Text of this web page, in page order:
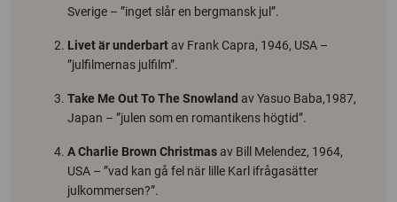
Sverige – ”inget slår en bergmansk jul”.
Livet är underbartav Frank Capra, 1946, USA –
”julfilmernas julfilm”.
Take Me Out To The Snowland av Yasuo Baba,1987,
Japan – ”julen som en romantikens högtid”.
A Charlie Brown Christmasav Bill Melendez, 1964,
USA – ”vad kan gå fel när lille Karl ifrågasätter
julkommersen?”.